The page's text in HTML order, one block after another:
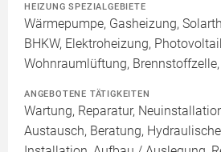
HEIZUNG SPEZIALGEBIETE
Wärmepumpe, Gasheizung,
BHKW, Elektroheizung,
Wohnraumlüftung,
ANGEBOTENE TÄTIGKEITEN
Wartung, Reparatur,
Austausch, Beratung,